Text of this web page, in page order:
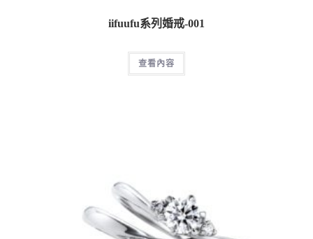
iifuufu系列婚戒-001
查看內容